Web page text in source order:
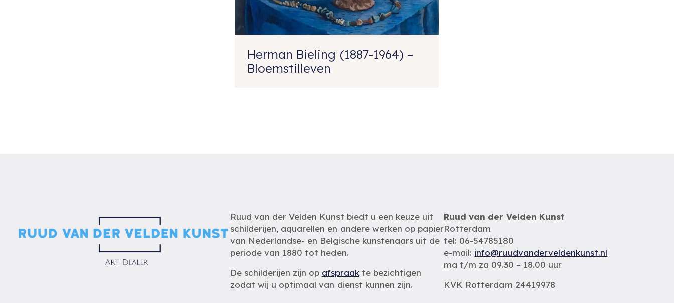
Herman Bieling (1887-1964) –
Bloemstilleven
Ruud van der Velden Kunst biedt u een keuze uit
schilderijen, aquarellen en andere werken op papier
van Nederlandse- en Belgische kunstenaars uit de
periode van 1880 tot heden.
De schilderijen zijn op afspraakte bezichtigen
zodat wij u optimaal van dienst kunnen zijn.
Ruud van der Velden Kunst
Rotterdam
tel: 06-54785180
e-mail: info@ruudvanderveldenkunst.nl
ma t/m za 09.30 – 18.00 uur
KVK Rotterdam 24419978